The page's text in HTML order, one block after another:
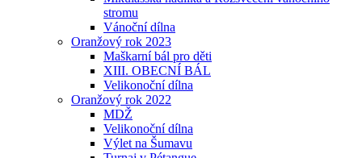
stromu
Vánoční dílna
Oranžový rok 2023
Maškarní bál pro děti
XIII. OBECNÍ BÁL
Velikonoční dílna
Oranžový rok 2022
MDŽ
Velikonoční dílna
Výlet na Šumavu